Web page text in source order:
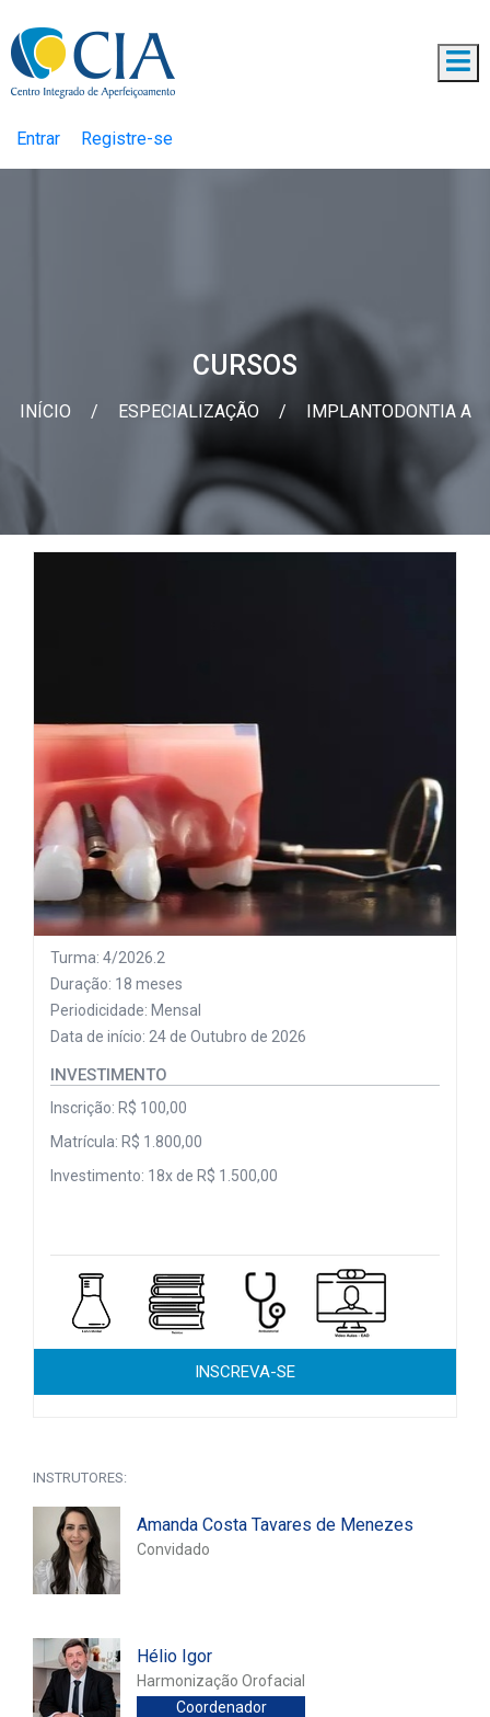
Entrar Registre-se
CURSOS
INÍCIO / ESPECIALIZAÇÃO / IMPLANTODONTIA A
Turma: 4/2026.2
Duração: 18 meses
Periodicidade: Mensal
Data de início: 24 de Outubro de 2026
INVESTIMENTO
Inscrição: R$ 100,00
Matrícula: R$ 1.800,00
Investimento: 18x de R$ 1.500,00
INSCREVA-SE
INSTRUTORES:
Amanda Costa Tavares de Menezes
Convidado
Hélio Igor
Harmonização Orofacial
Coordenador